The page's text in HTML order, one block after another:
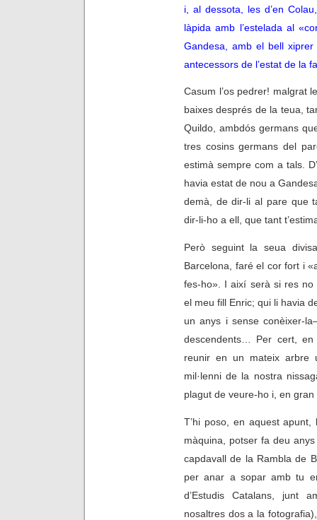
i, al dessota, les d’en
làpida amb l’estelada al
Gandesa, amb el bell
antecessors de l’estat de la
Casum l’os pedrer! malgrat
baixes després de la teua,
Quildo, ambdós germans
tres cosins germans del
estimà sempre com a tals.
havia estat de nou a
demà, de dir-li al pare que
dir-li-ho a ell, que tant
Però seguint la seua
Barcelona, faré el cor fort i
fes-ho». I així serà si res no
el meu fill Enric; qui li havia
un anys i sense conèixer-
descendents… Per cert,
reunir en un mateix arbre
mil·lenni de la nostra
plagut de veure-ho i, en
T’hi poso, en aquest
màquina, potser fa deu
capdavall de la Rambla de
per anar a sopar amb tu
d’Estudis Catalans, junt
nosaltres dos a la